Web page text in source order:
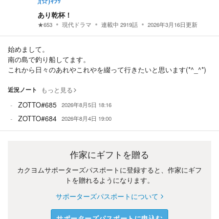
あり乾杯！
★653 現代ドラマ 連載中 2919話 2026年3月16日更新
始めまして。
南の島で釣り船してます。
これから日々のあれやこれやを綴って行きたいと思います(*^_^*)
近況ノート もっと見る
ZOTTO#685 2026年8月5日 18:16
ZOTTO#684 2026年8月4日 19:00
作家にギフトを贈る
カクヨムサポーターズパスポートに登録すると、作家にギフ
トを贈れるようになります。
サポーターズパスポートについて